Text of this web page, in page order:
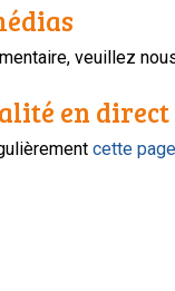
veuillez
en direct
cette page